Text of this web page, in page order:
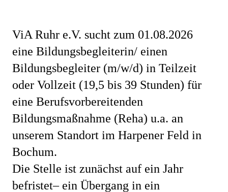
ViA Ruhr e.V. sucht zum 01.08.2026
eine Bildungsbegleiterin/ einen
Bildungsbegleiter (m/w/d) in Teilzeit
oder Vollzeit (19,5 bis 39 Stunden) für
eine Berufsvorbereitenden
Bildungsmaßnahme (Reha) u.a. an
unserem Standort im Harpener Feld in
Bochum.
Die Stelle ist zunächst auf ein Jahr
befristet– ein Übergang in ein